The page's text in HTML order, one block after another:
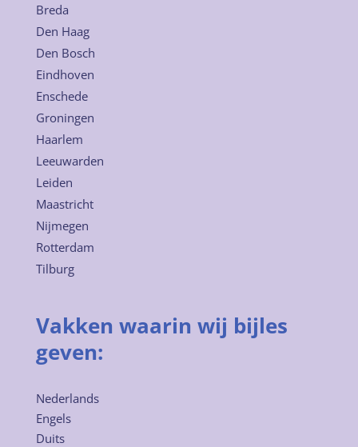
Breda
Den Haag
Den Bosch
Eindhoven
Enschede
Groningen
Haarlem
Leeuwarden
Leiden
Maastricht
Nijmegen
Rotterdam
Tilburg
Vakken waarin wij bijles
geven:
Nederlands
Engels
Duits